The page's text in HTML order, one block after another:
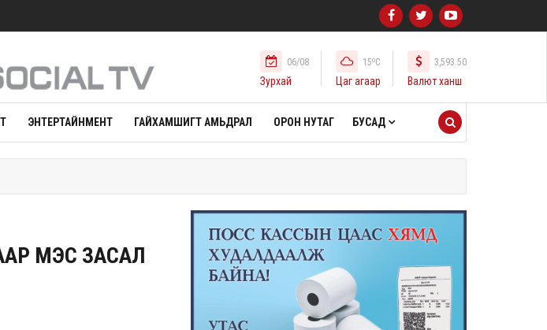
06/08
Зурхай
15oC
Цаг агаар
3,593.50
Валют ханш
ЭНТЕРТАЙНМЕНТ ГАЙХАМШИГТ АМЬДРАЛ ОРОН НУТАГ БУСАД
МЭС ЗАСАЛ